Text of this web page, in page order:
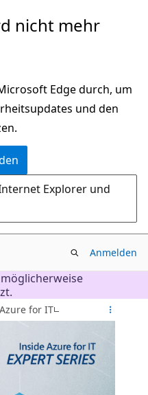
nicht mehr
Edge durch, um
und den
Explorer und
Anmelden
for IT